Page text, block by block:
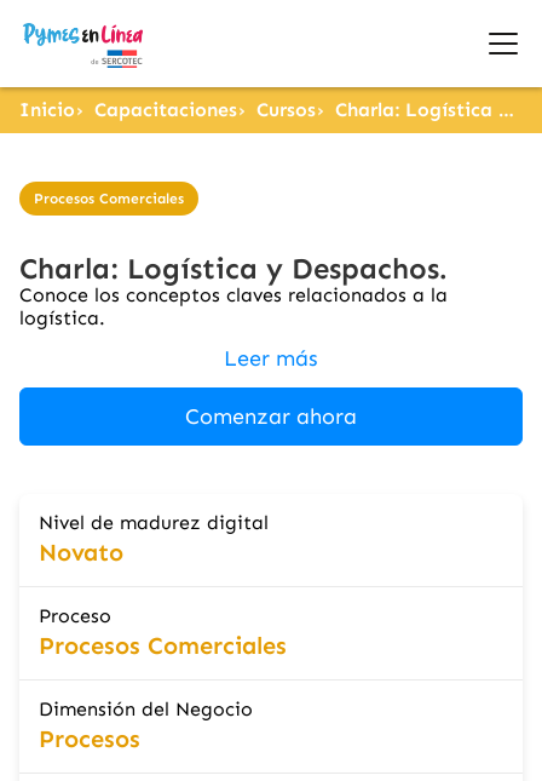
Inicio Capacitaciones Cursos Charla: Logística y Despachos.
Procesos Comerciales
Charla: Logística y Despachos.
Conoce los conceptos claves relacionados a la
logística.
Leer más
Comenzar ahora
Nivel de madurez digital
Novato
Proceso
Procesos Comerciales
Dimensión del Negocio
Procesos